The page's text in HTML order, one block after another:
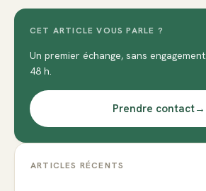
CET ARTICLE VOUS PARLE ?
Un premier échange, sans
48 h.
Prendre contact→
ARTICLES RÉCENTS